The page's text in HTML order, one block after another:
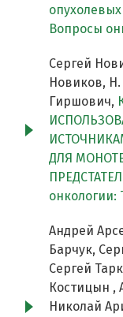
Вопросы
Сергей
Новиков,
Гиршович,
ДЛЯ
онкологии:
Андрей
Барчук,
Сергей
Костицын ,
Николай